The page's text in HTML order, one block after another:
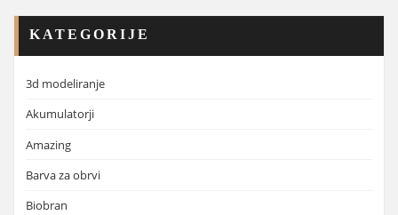
KATEGORIJE
3d modeliranje
Akumulatorji
Amazing
Barva za obrvi
Biobran